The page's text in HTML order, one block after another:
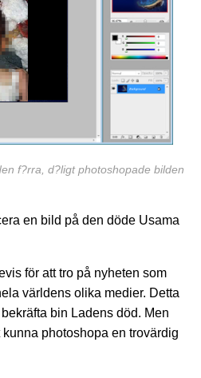
f?rra, d?ligt photoshopade bilden
en bild på den döde Usama
för att tro på nyheten som
världens olika medier. Detta
bin Ladens död. Men
photoshopa en trovärdig